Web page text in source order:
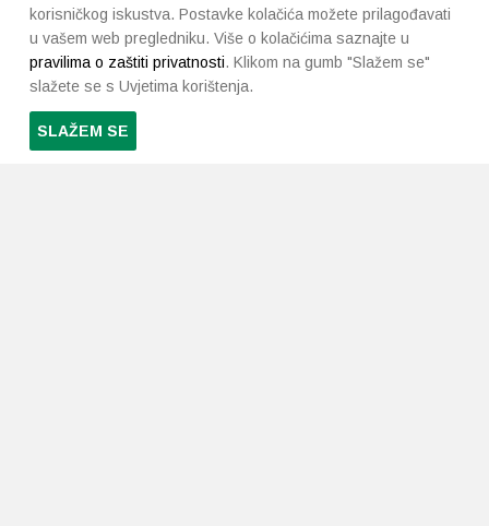
korisničkog iskustva. Postavke kolačića možete prilagođavati
u vašem web pregledniku. Više o kolačićima saznajte u
pravilima o zaštiti privatnosti. Klikom na gumb "Slažem se"
slažete se s Uvjetima korištenja.
SLAŽEM SE